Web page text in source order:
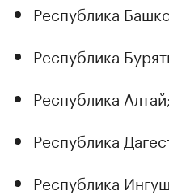
Республика
Республика
Республика
Республика
Республика